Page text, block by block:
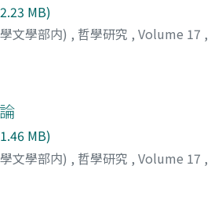
MB)
文學部内) , 哲學研究 , Volume 17 ,
MB)
文學部内) , 哲學研究 , Volume 17 ,